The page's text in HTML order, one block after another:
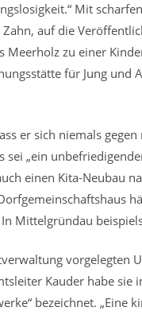
Mit
Zahn, auf die
Meerholz zu einer
für Jung
er sich niemals
sei „ein
einen Kita-Neubau
Mittelgründau
vorgelegten
Kauder habe
bezeichnet.